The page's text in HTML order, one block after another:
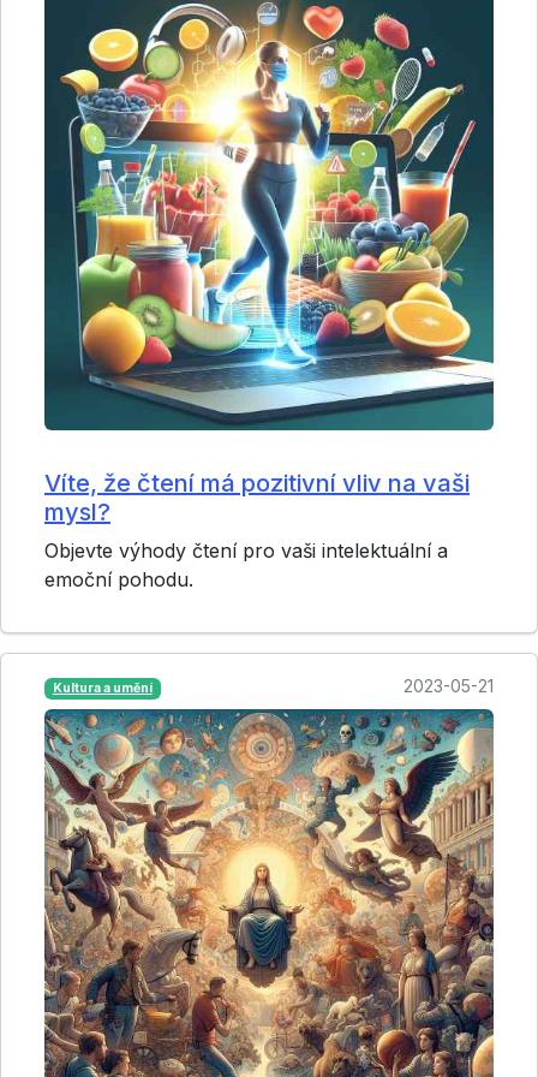
Víte, že čtení má pozitivní vliv na vaši
mysl?
Objevte výhody čtení pro vaši intelektuální a
emoční pohodu.
Kultura a umění 2023-05-21